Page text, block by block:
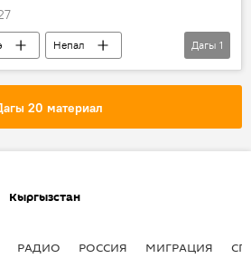
Непал
Дагы 1
20 материал
Кыргызстан
РАДИО РОССИЯ МИГРАЦИЯ